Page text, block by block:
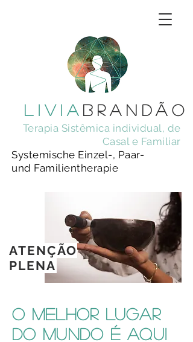
livia brandÃo
Terapia Sistêmica individual, de
Casal e Familiar
Systemische Einzel-, Paar-
und Familientherapie
ATENÇÃO
PLENA
O MELHOR LUGAR
DO MUNDO É AQUI